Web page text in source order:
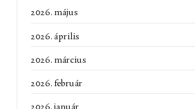
2026. május
2026. április
2026. március
2026. február
2026. január